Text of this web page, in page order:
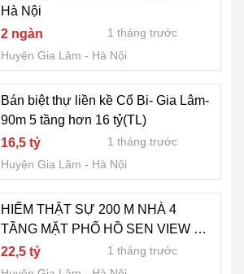
Hà Nội
2 ngàn
1 tháng trước
Huyện Gia Lâm
Hà Nội
Bán biệt thự liền kề Cổ Bi- Gia Lâm-
90m 5 tầng hơn 16 tỷ(TL)
16,5 tỷ
1 tháng trước
Huyện Gia Lâm
Hà Nội
HIẾM THẬT SỰ 200 M NHÀ 4
TẦNG MẶT PHỐ HỒ SEN VIEW HỒ
OTO TRÁNH KINH DOANH CỐNG
THÔN YÊN VIÊN CHỈ 22,X TỶ
22,5 tỷ
1 tháng trước